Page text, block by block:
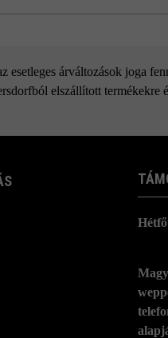
árváltozások joga
elszállított termékekre